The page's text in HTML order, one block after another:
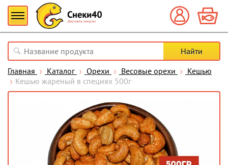
Главная Каталог Орехи Весовые орехи
Кешью
Кешью жареный в специях 500г